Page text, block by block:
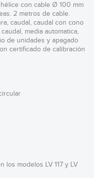
con cable Ø 100 mm
2 metros de cable.
caudal, caudal con cono
media automatica,
de unidades y apagado
certificado de calibración
los modelos LV 117 y LV